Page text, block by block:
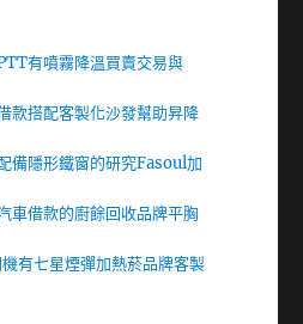
有噴霧降溫買賣交易與
款搭配客製化沙發幫助昇降
備隱形鐵窗的研究Fasoul加
車借款的廚餘回收品牌平胸
有七星煙彈加熱菸品牌客製